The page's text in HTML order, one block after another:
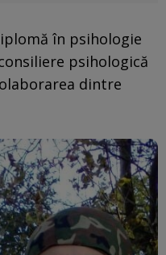
în psihologie
psihologică
dintre